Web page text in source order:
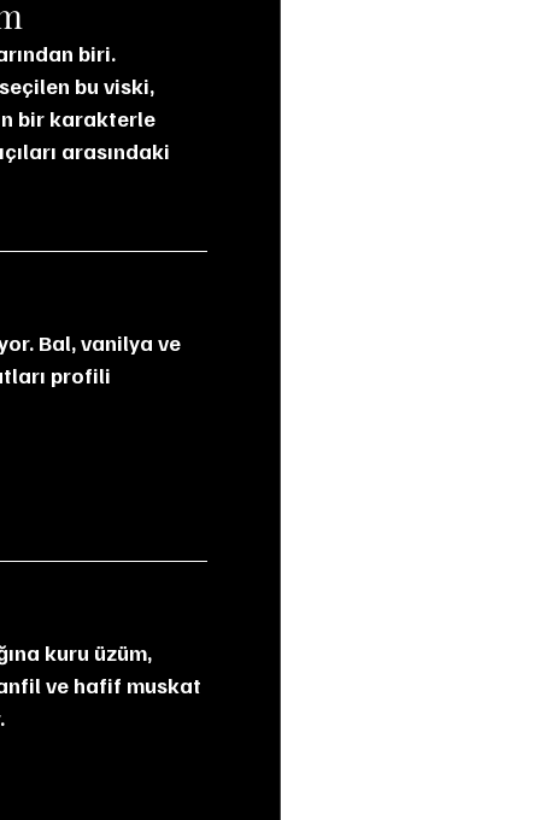
bu viski,
bir karakterle
arasındaki
profili
ve hafif muskat